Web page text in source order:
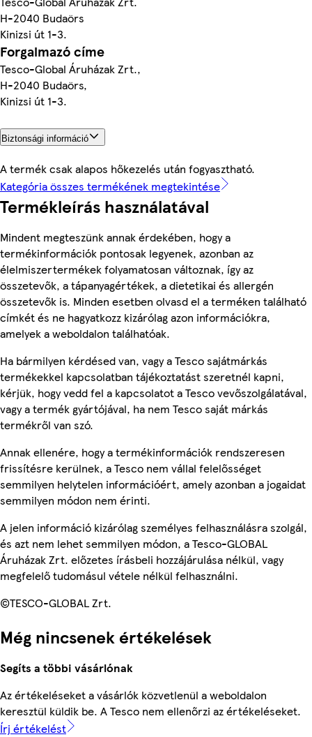
H-2040 Budaörs
Kinizsi út 1-3.
Forgalmazó címe
Tesco-Global Áruházak Zrt.,
H-2040 Budaörs,
Kinizsi út 1-3.
Biztonsági információ
A termék csak alapos hőkezelés után fogyasztható.
Kategória összes termékének megtekintése
Termékleírás használatával
Mindent megteszünk annak érdekében, hogy a
termékinformációk pontosak legyenek, azonban az
élelmiszertermékek folyamatosan változnak, így az
összetevők, a tápanyagértékek, a dietetikai és allergén
összetevők is. Minden esetben olvasd el a terméken található
címkét és ne hagyatkozz kizárólag azon információkra,
amelyek a weboldalon találhatóak.
Ha bármilyen kérdésed van, vagy a Tesco sajátmárkás
termékekkel kapcsolatban tájékoztatást szeretnél kapni,
kérjük, hogy vedd fel a kapcsolatot a Tesco vevőszolgálatával,
vagy a termék gyártójával, ha nem Tesco saját márkás
termékről van szó.
Annak ellenére, hogy a termékinformációk rendszeresen
frissítésre kerülnek, a Tesco nem vállal felelősséget
semmilyen helytelen információért, amely azonban a jogaidat
semmilyen módon nem érinti.
A jelen információ kizárólag személyes felhasználásra szolgál,
és azt nem lehet semmilyen módon, a Tesco-GLOBAL
Áruházak Zrt. előzetes írásbeli hozzájárulása nélkül, vagy
megfelelő tudomásul vétele nélkül felhasználni.
©TESCO-GLOBAL Zrt.
Még nincsenek értékelések
Segíts a többi vásárlónak
Az értékeléseket a vásárlók közvetlenül a weboldalon
keresztül küldik be. A Tesco nem ellenőrzi az értékeléseket.
Írj értékelést